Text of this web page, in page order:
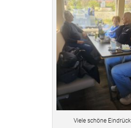
Viele schöne